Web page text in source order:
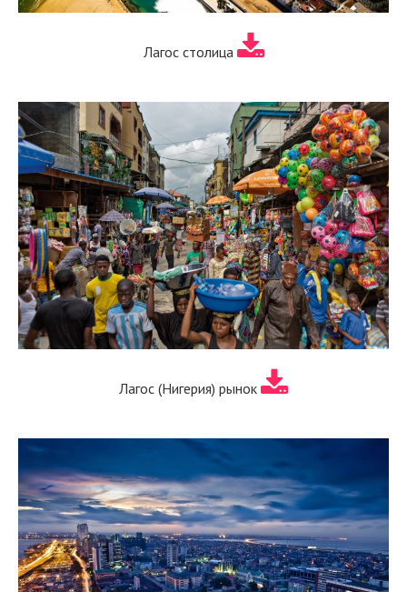
Лагос столица
Лагос (Нигерия) рынок